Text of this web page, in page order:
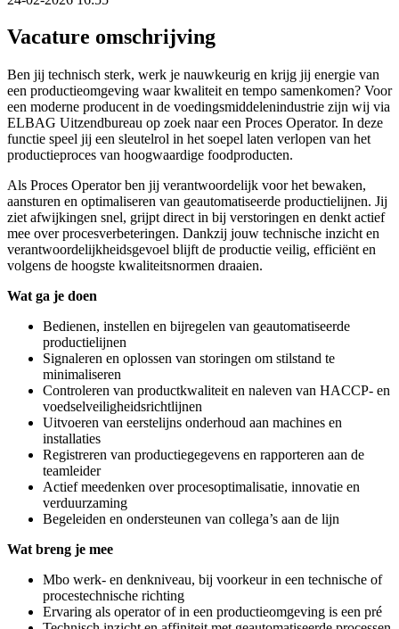
Vacature omschrijving
Ben jij technisch sterk, werk je nauwkeurig en krijg jij energie van
een productieomgeving waar kwaliteit en tempo samenkomen? Voor
een moderne producent in de voedingsmiddelenindustrie zijn wij via
ELBAG Uitzendbureau op zoek naar een Proces Operator. In deze
functie speel jij een sleutelrol in het soepel laten verlopen van het
productieproces van hoogwaardige foodproducten.
Als Proces Operator ben jij verantwoordelijk voor het bewaken,
aansturen en optimaliseren van geautomatiseerde productielijnen. Jij
ziet afwijkingen snel, grijpt direct in bij verstoringen en denkt actief
mee over procesverbeteringen. Dankzij jouw technische inzicht en
verantwoordelijkheidsgevoel blijft de productie veilig, efficiënt en
volgens de hoogste kwaliteitsnormen draaien.
Wat ga je doen
Bedienen, instellen en bijregelen van geautomatiseerde
productielijnen
Signaleren en oplossen van storingen om stilstand te
minimaliseren
Controleren van productkwaliteit en naleven van HACCP- en
voedselveiligheidsrichtlijnen
Uitvoeren van eerstelijns onderhoud aan machines en
installaties
Registreren van productiegegevens en rapporteren aan de
teamleider
Actief meedenken over procesoptimalisatie, innovatie en
verduurzaming
Begeleiden en ondersteunen van collega’s aan de lijn
Wat breng je mee
Mbo werk- en denkniveau, bij voorkeur in een technische of
procestechnische richting
Ervaring als operator of in een productieomgeving is een pré